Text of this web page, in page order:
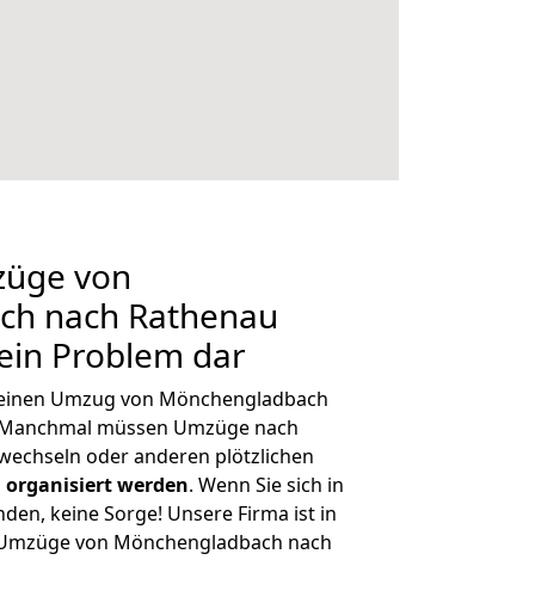
von
nach Rathenau
Problem dar
Umzug von Mönchengladbach
müssen Umzüge nach
oder anderen plötzlichen
werden. Wenn Sie sich in
keine Sorge! Unsere Firma ist in
von Mönchengladbach nach